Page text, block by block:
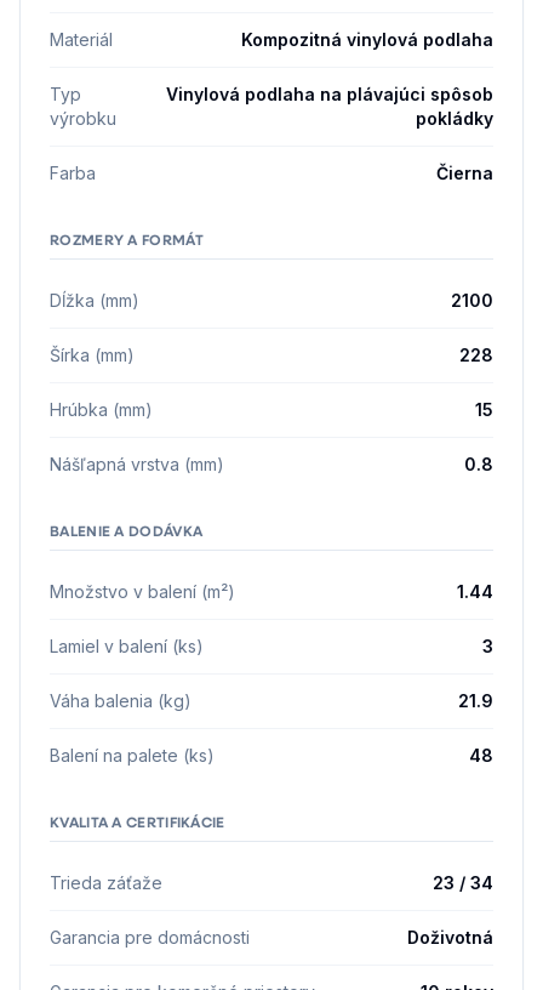
Materiál Kompozitná vinylová podlaha
Typ
výrobku
Vinylová podlaha na plávajúci spôsob
pokládky
Farba Čierna
ROZMERY A FORMÁT
Dĺžka (mm) 2100
Šírka (mm) 228
Hrúbka (mm) 15
Nášľapná vrstva (mm) 0.8
BALENIE A DODÁVKA
Množstvo v balení (m²) 1.44
Lamiel v balení (ks) 3
Váha balenia (kg) 21.9
Balení na palete (ks) 48
KVALITA A CERTIFIKÁCIE
Trieda záťaže 23 / 34
Garancia pre domácnosti Doživotná